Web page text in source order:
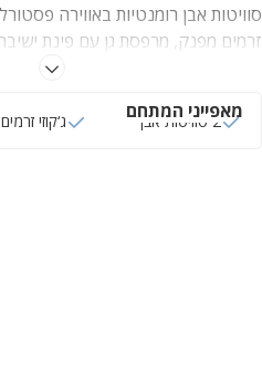
סוויטות אבן רומנטיות באווירה
זרמים מפנק, מרפסת גן עם פינת
נחלים יפהפיים ונוף מרהיב לעמק
מאפייני המתחם
2 סוויטות אבן ג‘קוזי זרמים